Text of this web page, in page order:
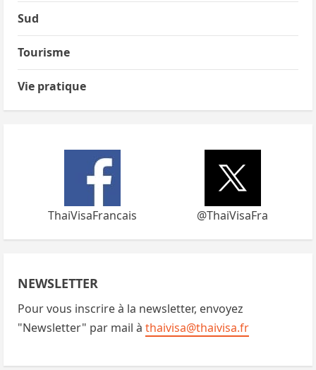
Sud
Tourisme
Vie pratique
ThaiVisaFrancais @ThaiVisaFra
NEWSLETTER
Pour vous inscrire à la newsletter, envoyez
"Newsletter" par mail à thaivisa@thaivisa.fr